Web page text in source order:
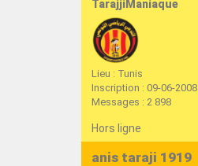
TarajjiManiaque
Lieu : Tunis
Inscription : 09-06-2008
Messages : 2 898
Hors ligne
anis taraji 1919